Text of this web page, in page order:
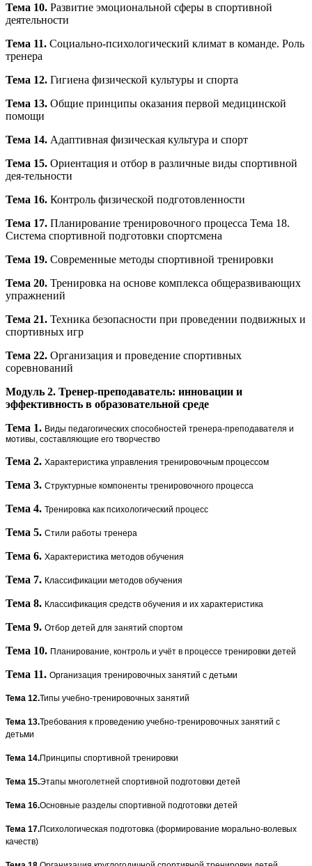
Тема 10. Развитие эмоциональной сферы в спортивной
деятельности
Тема 11. Социально-психологический климат в команде. Роль
тренера
Тема 12. Гигиена физической культуры и спорта
Тема 13. Общие принципы оказания первой медицинской
помощи
Тема 14. Адаптивная физическая культура и спорт
Тема 15. Ориентация и отбор в различные виды спортивной
дея-тельности
Тема 16. Контроль физической подготовленности
Тема 17. Планирование тренировочного процесса Тема 18.
Система спортивной подготовки спортсмена
Тема 19. Современные методы спортивной тренировки
Тема 20. Тренировка на основе комплекса общеразвивающих
упражнений
Тема 21. Техника безопасности при проведении подвижных и
спортивных игр
Тема 22. Организация и проведение спортивных
соревнований
Модуль 2. Тренер-преподаватель: инновации и
эффективность в образовательной среде
Тема 1. Виды педагогических способностей тренера-преподавателя и
мотивы, составляющие его творчество
Тема 2. Характеристика управления тренировочным процессом
Тема 3. Структурные компоненты тренировочного процесса
Тема 4. Тренировка как психологический процесс
Тема 5. Стили работы тренера
Тема 6. Характеристика методов обучения
Тема 7. Классификации методов обучения
Тема 8. Классификация средств обучения и их характеристика
Тема 9. Отбор детей для занятий спортом
Тема 10. Планирование, контроль и учёт в процессе тренировки детей
Тема 11. Организация тренировочных занятий с детьми
Тема 12.Типы учебно-тренировочных занятий
Тема 13.Требования к проведению учебно-тренировочных занятий с
детьми
Тема 14.Принципы спортивной тренировки
Тема 15.Этапы многолетней спортивной подготовки детей
Тема 16.Основные разделы спортивной подготовки детей
Тема 17.Психологическая подготовка (формирование морально-волевых
качеств)